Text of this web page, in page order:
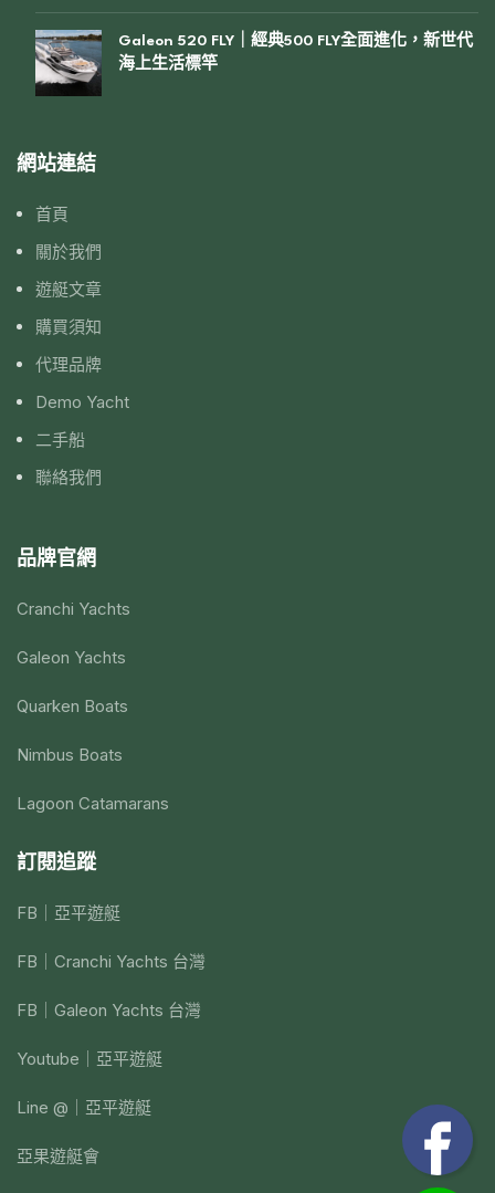
Galeon 520 FLY｜經典500 FLY全面進化，新世代
海上生活標竿
網站連結
首頁
關於我們
遊艇文章
購買須知
代理品牌
Demo Yacht
二手船
聯絡我們
品牌官網
Cranchi Yachts
Galeon Yachts
Quarken Boats
Nimbus Boats
Lagoon Catamarans
訂閱追蹤
FB｜亞平遊艇
FB｜Cranchi Yachts 台灣
FB｜Galeon Yachts 台灣
Youtube｜亞平遊艇
Line @｜亞平遊艇
亞果遊艇會